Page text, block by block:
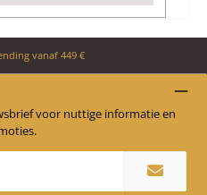
vanaf 449 €
voor nuttige informatie en